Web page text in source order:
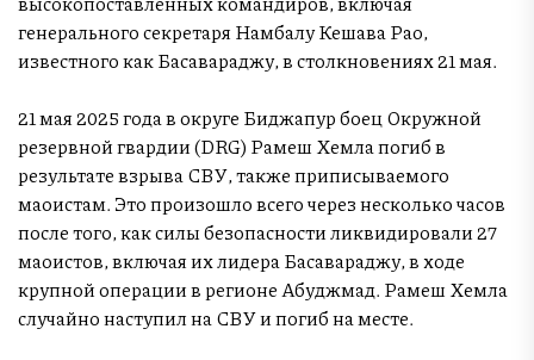
генерального секретаря Намбалу Кешава Рао,
известного как Басавараджу, в столкновениях 21 мая.
21 мая 2025 года в округе Биджапур боец Окружной
резервной гвардии (DRG) Рамеш Хемла погиб в
результате взрыва СВУ, также приписываемого
маоистам. Это произошло всего через несколько часов
после того, как силы безопасности ликвидировали 27
маоистов, включая их лидера Басавараджу, в ходе
крупной операции в регионе Абуджмад. Рамеш Хемла
случайно наступил на СВУ и погиб на месте.